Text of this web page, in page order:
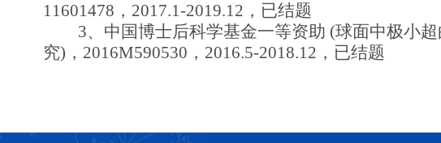
11601478，2017.1-2019.12，已结题
3、中国博士后科学基金一等资助 (球面中极小
究)，2016M590530，2016.5-2018.12，已结题